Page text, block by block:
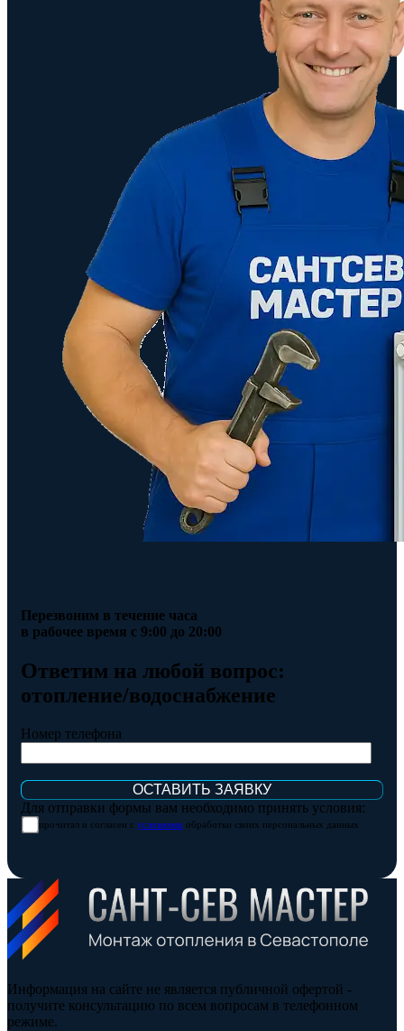
Перезвоним в течение часа
в рабочее время с 9:00 до 20:00
Ответим на любой вопрос:
отопление/водоснабжение
Номер телефона
Для отправки формы вам необходимо принять условия:
прочитал и согласен с условиями обработки своих персональных данных
Информация на сайте не является публичной офертой -
получите консультацию по всем вопросам в телефонном
режиме.